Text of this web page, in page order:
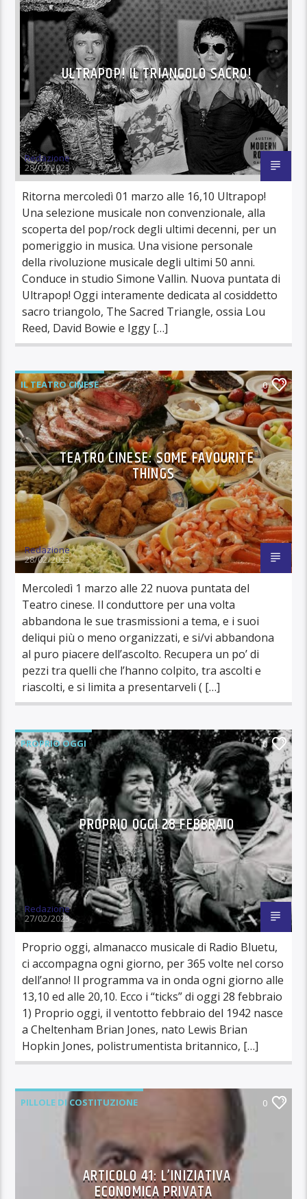
ULTRAPOP! IL TRIANGOLO SACRO!
Redazione
28/02/2023
Ritorna mercoledì 01 marzo alle 16,10 Ultrapop!
Una selezione musicale non convenzionale, alla
scoperta del pop/rock degli ultimi decenni, per un
pomeriggio in musica. Una visione personale
della rivoluzione musicale degli ultimi 50 anni.
Conduce in studio Simone Vallin. Nuova puntata di
Ultrapop! Oggi interamente dedicata al cosiddetto
sacro triangolo, The Sacred Triangle, ossia Lou
Reed, David Bowie e Iggy […]
IL TEATRO CINESE 0
TEATRO CINESE: SOME FAVOURITE
THINGS
Redazione
28/02/2023
Mercoledì 1 marzo alle 22 nuova puntata del
Teatro cinese. Il conduttore per una volta
abbandona le sue trasmissioni a tema, e i suoi
deliqui più o meno organizzati, e si/vi abbandona
al puro piacere dell’ascolto. Recupera un po’ di
pezzi tra quelli che l’hanno colpito, tra ascolti e
riascolti, e si limita a presentarveli ( […]
PROPRIO OGGI 0
PROPRIO OGGI 28 FEBBRAIO
Redazione
27/02/2023
Proprio oggi, almanacco musicale di Radio Bluetu,
ci accompagna ogni giorno, per 365 volte nel corso
dell’anno! Il programma va in onda ogni giorno alle
13,10 ed alle 20,10. Ecco i “ticks” di oggi 28 febbraio
1) Proprio oggi, il ventotto febbraio del 1942 nasce
a Cheltenham Brian Jones, nato Lewis Brian
Hopkin Jones, polistrumentista britannico, […]
PILLOLE DI COSTITUZIONE 0
ARTICOLO 41: L’INIZIATIVA
ECONOMICA PRIVATA